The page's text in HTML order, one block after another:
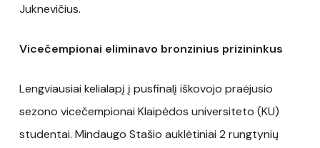
Juknevičius.
Vicečempionai eliminavo bronzinius prizininkus
Lengviausiai kelialapį į pusfinalį iškovojo praėjusio
sezono vicečempionai Klaipėdos universiteto (KU)
studentai. Mindaugo Stašio auklėtiniai 2 rungtynių